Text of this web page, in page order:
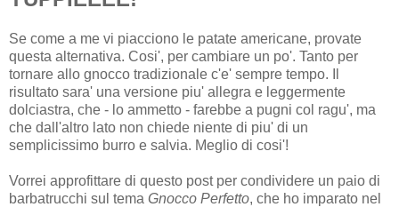
Se come a me vi piacciono le patate americane, provate
questa alternativa. Cosi', per cambiare un po'. Tanto per
tornare allo gnocco tradizionale c'e' sempre tempo. Il
risultato sara' una versione piu' allegra e leggermente
dolciastra, che - lo ammetto - farebbe a pugni col ragu', ma
che dall'altro lato non chiede niente di piu' di un
semplicissimo burro e salvia. Meglio di cosi'!
Vorrei approfittare di questo post per condividere un paio di
barbatrucchi sul tema Gnocco Perfetto, che ho imparato nel